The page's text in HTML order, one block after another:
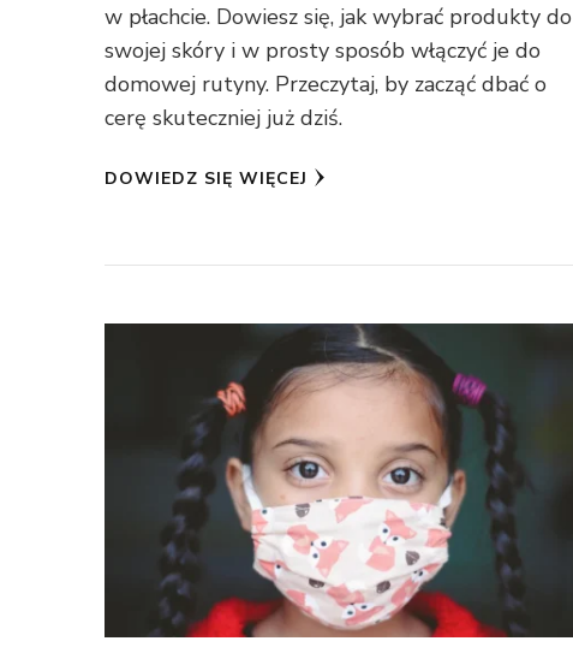
w płachcie. Dowiesz się, jak wybrać produkty do
swojej skóry i w prosty sposób włączyć je do
domowej rutyny. Przeczytaj, by zacząć dbać o
cerę skuteczniej już dziś.
DOWIEDZ SIĘ WIĘCEJ